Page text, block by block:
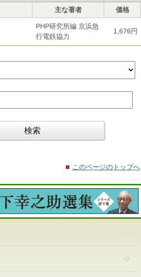
主な著者 価格
PHP研究所編 京浜急
行電鉄協力
1,676円
このページのトップへ